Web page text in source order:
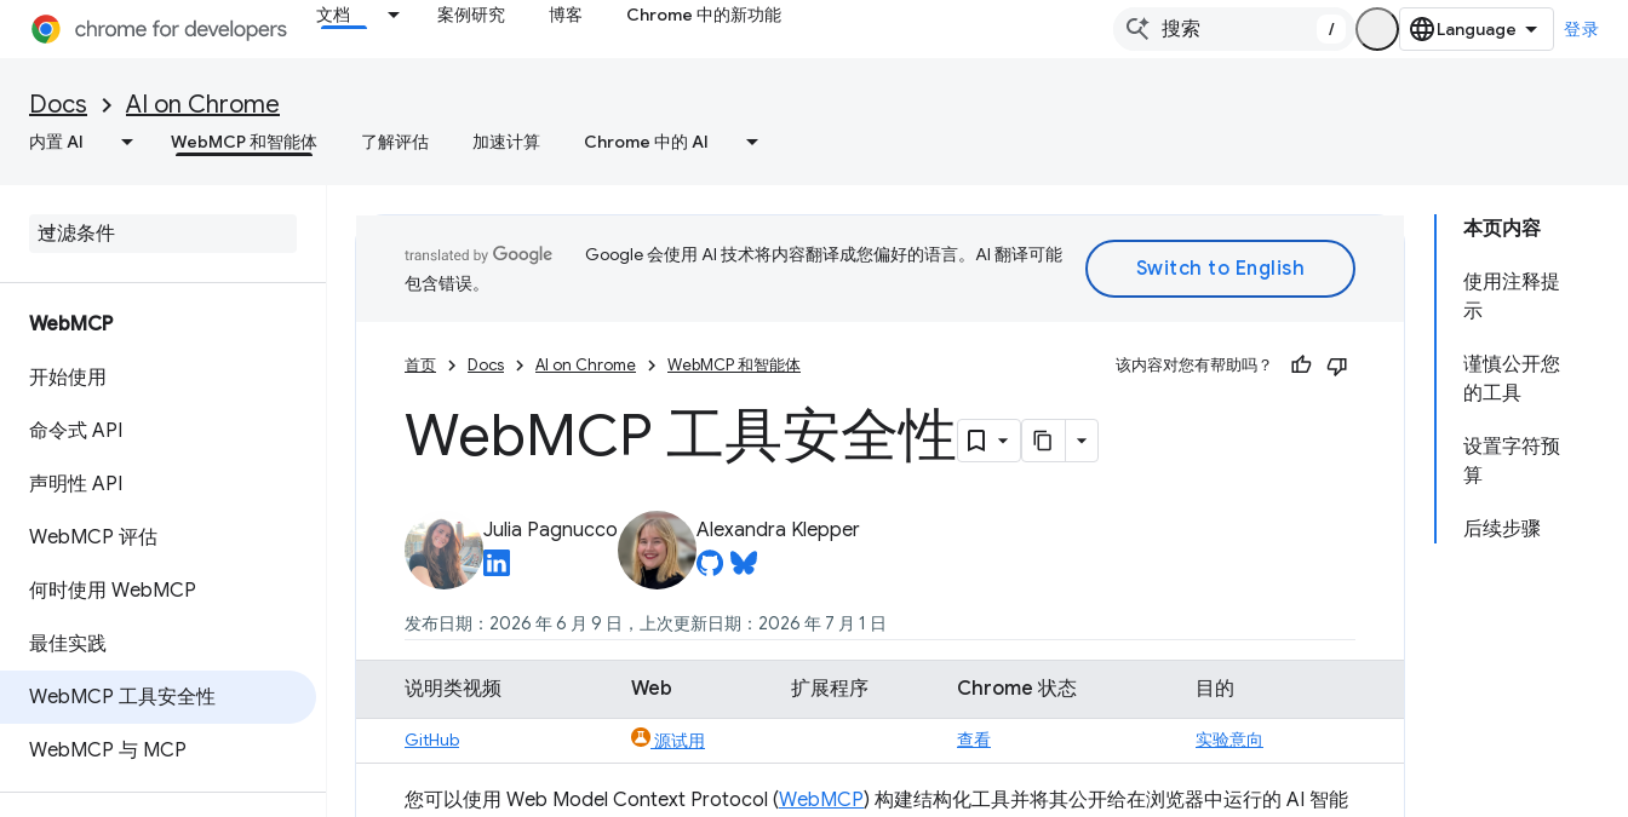
文档 案例研究 博客 Chrome 中的新功能
/ 登录
Docs AI on Chrome
内置 AI WebMCP 和智能体 了解评估 加速计算 Chrome 中的 AI
WebMCP
开始使用
命令式 API
声明性 API
WebMCP 评估
何时使用 WebMCP
最佳实践
WebMCP 工具安全性
WebMCP 与 MCP
本页内容
使用注释提
示
谨慎公开您
的工具
设置字符预
算
后续步骤
Google 会使用 AI 技术将内容翻译成您偏好的语言。AI 翻译可能
包含错误。
首页 Docs AI on Chrome WebMCP 和智能体 该内容对您有帮助吗？
WebMCP 工具安全性
Julia Pagnucco Alexandra Klepper
发布日期：2026 年 6 月 9 日，上次更新日期：2026 年 7 月 1 日
说明类视频 Web 扩展程序 Chrome 状态 目的
GitHub 源试用 查看 实验意向
您可以使用 Web Model Context Protocol (WebMCP) 构建结构化工具并将其公开给在浏览器中运行的 AI 智能